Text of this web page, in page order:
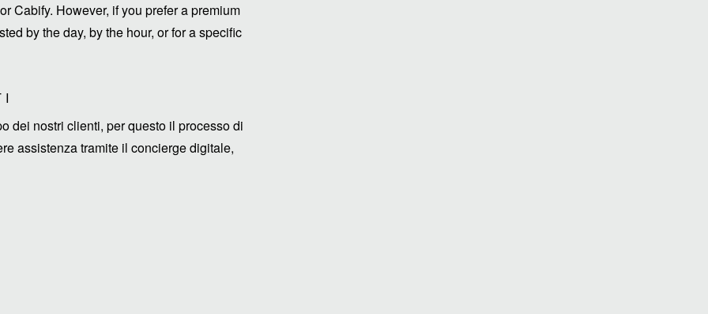
Cabify. However, if you prefer a premium
by the day, by the hour, or for a specific
dei nostri clienti, per questo il processo di
assistenza tramite il concierge digitale,